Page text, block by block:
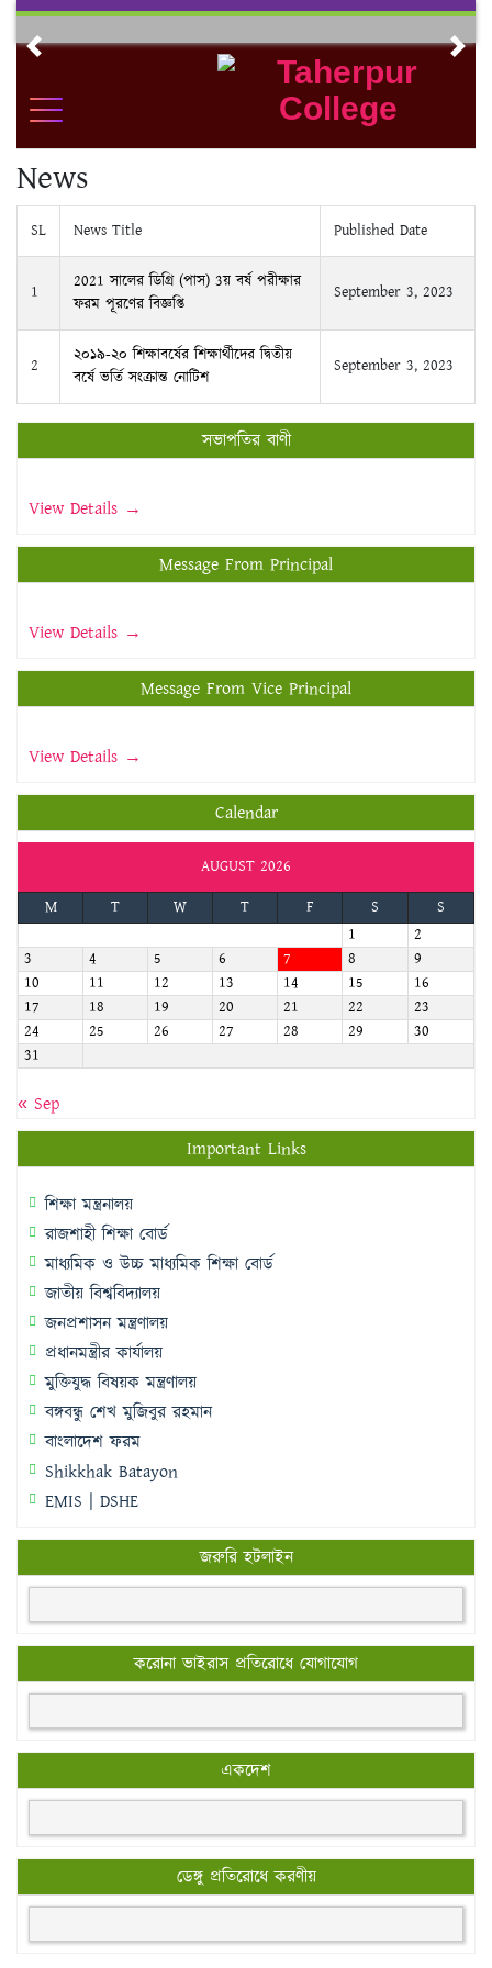
Skip
contentPrevious
News
SL News Title Published Date
1
2021 সালের ডিগ্রি (পাস) 3য় বর্ষ পরীক্ষার
ফরম পূরণের বিজ্ঞপ্তি
September 3, 2023
2
২০১৯-২০ শিক্ষাবর্ষের শিক্ষার্থীদের দ্বিতীয়
বর্ষে ভর্তি সংক্রান্ত নোটিশ
September 3, 2023
সভাপতির বাণী
View Details →
Message From Principal
View Details →
Message From Vice Principal
View Details →
Calendar
AUGUST 2026
M
T W T F S
S
1
2
3
4 5 6 7 8
9
10
11 12 13 14 15
16
17
18 19 20 21 22
23
24
25 26 27 28 29
30
31
« Sep
Important Links
শিক্ষা মন্ত্রনালয়
রাজশাহী শিক্ষা বোর্ড
মাধ্যমিক ও উচ্চ মাধ্যমিক শিক্ষা বোর্ড
জাতীয় বিশ্ববিদ্যালয়
জনপ্রশাসন মন্ত্রণালয়
প্রধানমন্ত্রীর কার্যালয়
মুক্তিযুদ্ধ বিষয়ক মন্ত্রণালয়
বঙ্গবন্ধু শেখ মুজিবুর রহমান
বাংলাদেশ ফরম
Shikkhak Batayon
EMIS | DSHE
জরুরি হটলাইন
করোনা ভাইরাস প্রতিরোধে যোগাযোগ
একদেশ
ডেঙ্গু প্রতিরোধে করণীয়